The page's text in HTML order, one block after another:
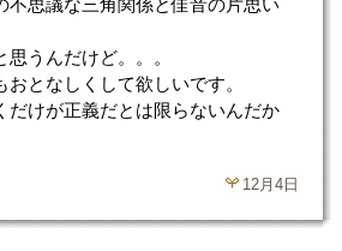
不思議な三角関係と佳音の片思い
うんだけど。。。
となしくして欲しいです。
だけが正義だとは限らないんだか
12月4日